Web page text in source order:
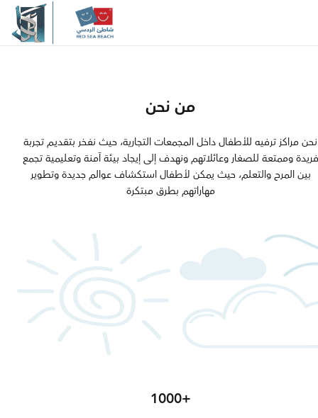
مرحبًا بكم في
شاطئ الردسي
والجودة والابتكار، يسعي
إلى الارتقاء بمعايير الترفيــه
الحديثة
من نحن
نحن مراكز ترفيه للأطفال داخل المجمعات التجارية، حيث نفخر بتقديـم تجربة
فريدة وممتعة للصغار وعائلاتهم ونهدف إلى إيجاد بيئة آمنة وتعليمية تجمع
بين المرح والتعلم، حيث يمكن لأطفال استكشاف عوالم جديدة وتطوير
مهاراتهم بطرق مبتكرة
1000+